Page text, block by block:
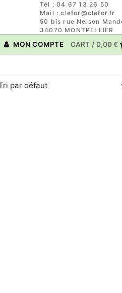
Tél : 04 67 13 26 50
Mail : clefor@clefor.fr
50 bis rue Nelson
34070 MONTPELLIER
MON COMPTE CART / 0,00€